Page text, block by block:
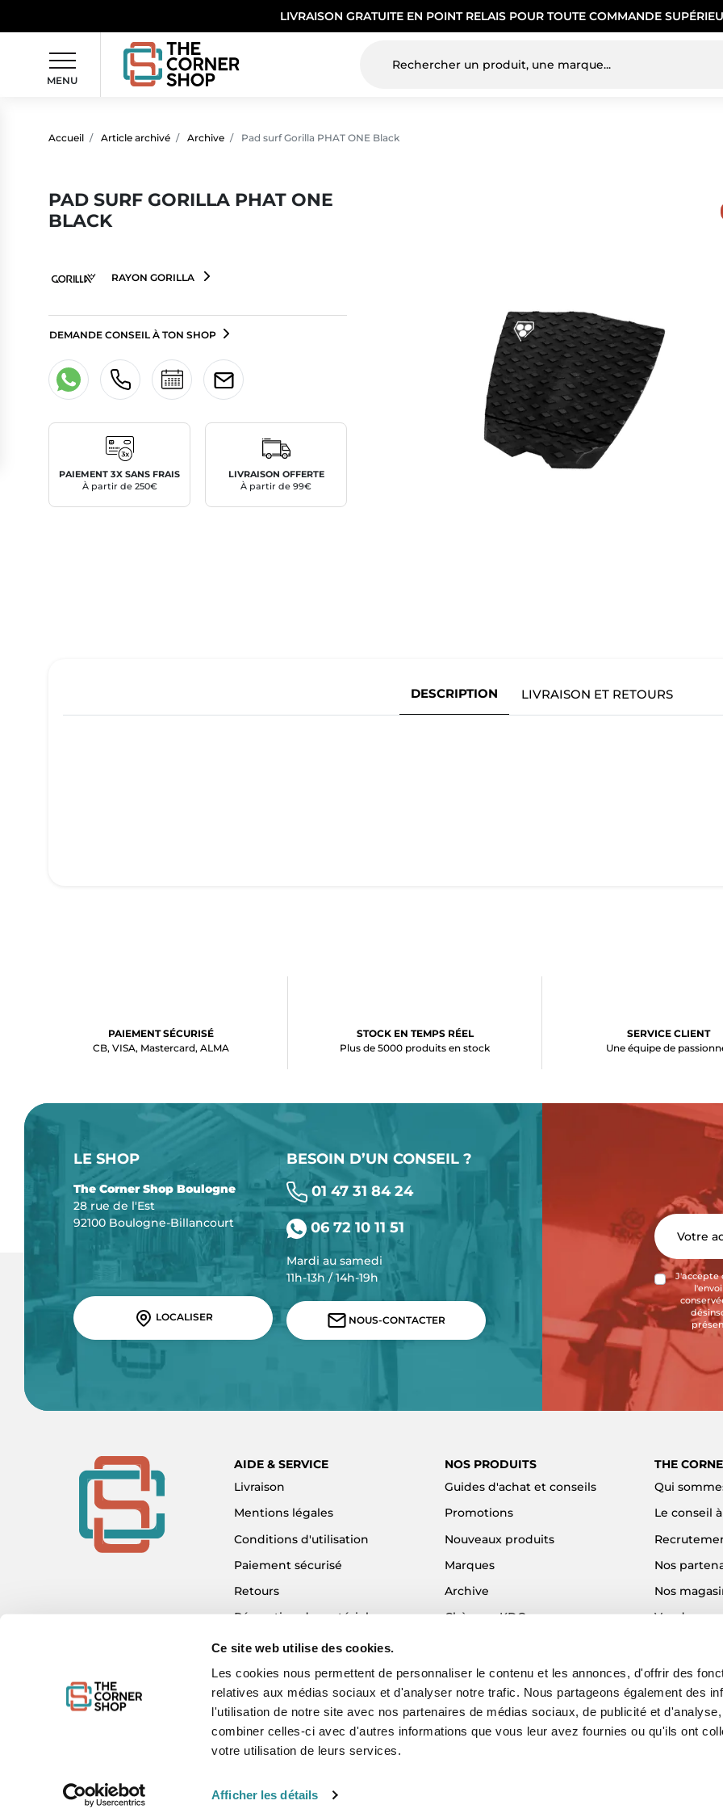
Ce site web utilise des cookies.
Les cookies nous permettent de personnaliser le contenu et les annonces, d'offrir des
relatives aux médias sociaux et d'analyser notre trafic. Nous partageons également des
l'utilisation de notre site avec nos partenaires de médias sociaux, de publicité et
combiner celles-ci avec d'autres informations que vous leur avez fournies ou qu'ils ont
votre utilisation de leurs services.
Afficher les détails
LIVRAISON GRATUITE EN POINT RELAIS POUR TOUTE COMMANDE
MENU
Accueil Article archivé Archive Pad surf Gorilla PHAT ONE Black
PAD SURF GORILLA PHAT ONE
BLACK
RAYON GORILLA
DEMANDE CONSEIL À TON SHOP
PAIEMENT 3X SANS FRAIS
À partir de 250€
LIVRAISON OFFERTE
À partir de 99€
DESCRIPTION LIVRAISON ET RETOURS
PAIEMENT SÉCURISÉ
CB, VISA, Mastercard, ALMA
STOCK EN TEMPS RÉEL
Plus de 5000 produits en stock
SERVICE CLIENT
Une équipe de
LE SHOP
The Corner Shop Boulogne
28 rue de l'Est
92100 Boulogne-Billancourt
LOCALISER
BESOIN D’UN CONSEIL ?
01 47 31 84 24
06 72 10 11 51
Mardi au samedi
11h-13h / 14h-19h
NOUS-CONTACTER
J'accepte
AIDE & SERVICE
Livraison
Mentions légales
Conditions d'utilisation
Paiement sécurisé
Retours
Réparation de matériel
Détaxe - Tax Refund
Garantie & SAV
Plan du site
Mon compte
Nous contacter
NOS PRODUITS
Guides d'achat et conseils
Promotions
Nouveaux produits
Marques
Archive
Chèques KDO
THE
Qui
Le conseil
Nos
Nos
Vendre
Blog